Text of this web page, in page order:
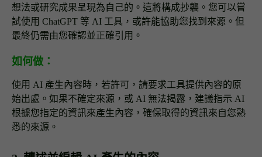
想法或研究成果呈現為自己的。這將構成抄襲。您可以嘗
試使用 ChatGPT 等 AI 工具，或許能協助您找到來源。但
最終仍需由您確認並正確引用。
如何做：
使用 AI 產生內容時，若許可，請要求工具提供內容的原
始出處。如果不確定來源，或 AI 無法揭露，建議指示 AI
根據您指定的資訊來產生內容，確保取得的資訊來自您熟
悉的來源。